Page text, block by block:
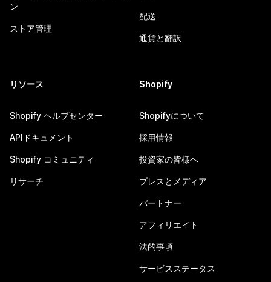
ン
ストア管理
配送
通貨と翻訳
リソース
Shopify ヘルプセンター
APIドキュメント
Shopify コミュニティ
リサーチ
Shopify
Shopifyについて
採用情報
投資家の皆様へ
プレスとメディア
パートナー
アフィリエイト
法的事項
サービスステータス